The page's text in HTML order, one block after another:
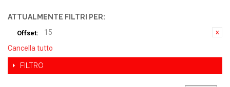
ATTUALMENTE FILTRI PER:
Offset:
15
Cancella tutto
FILTRO